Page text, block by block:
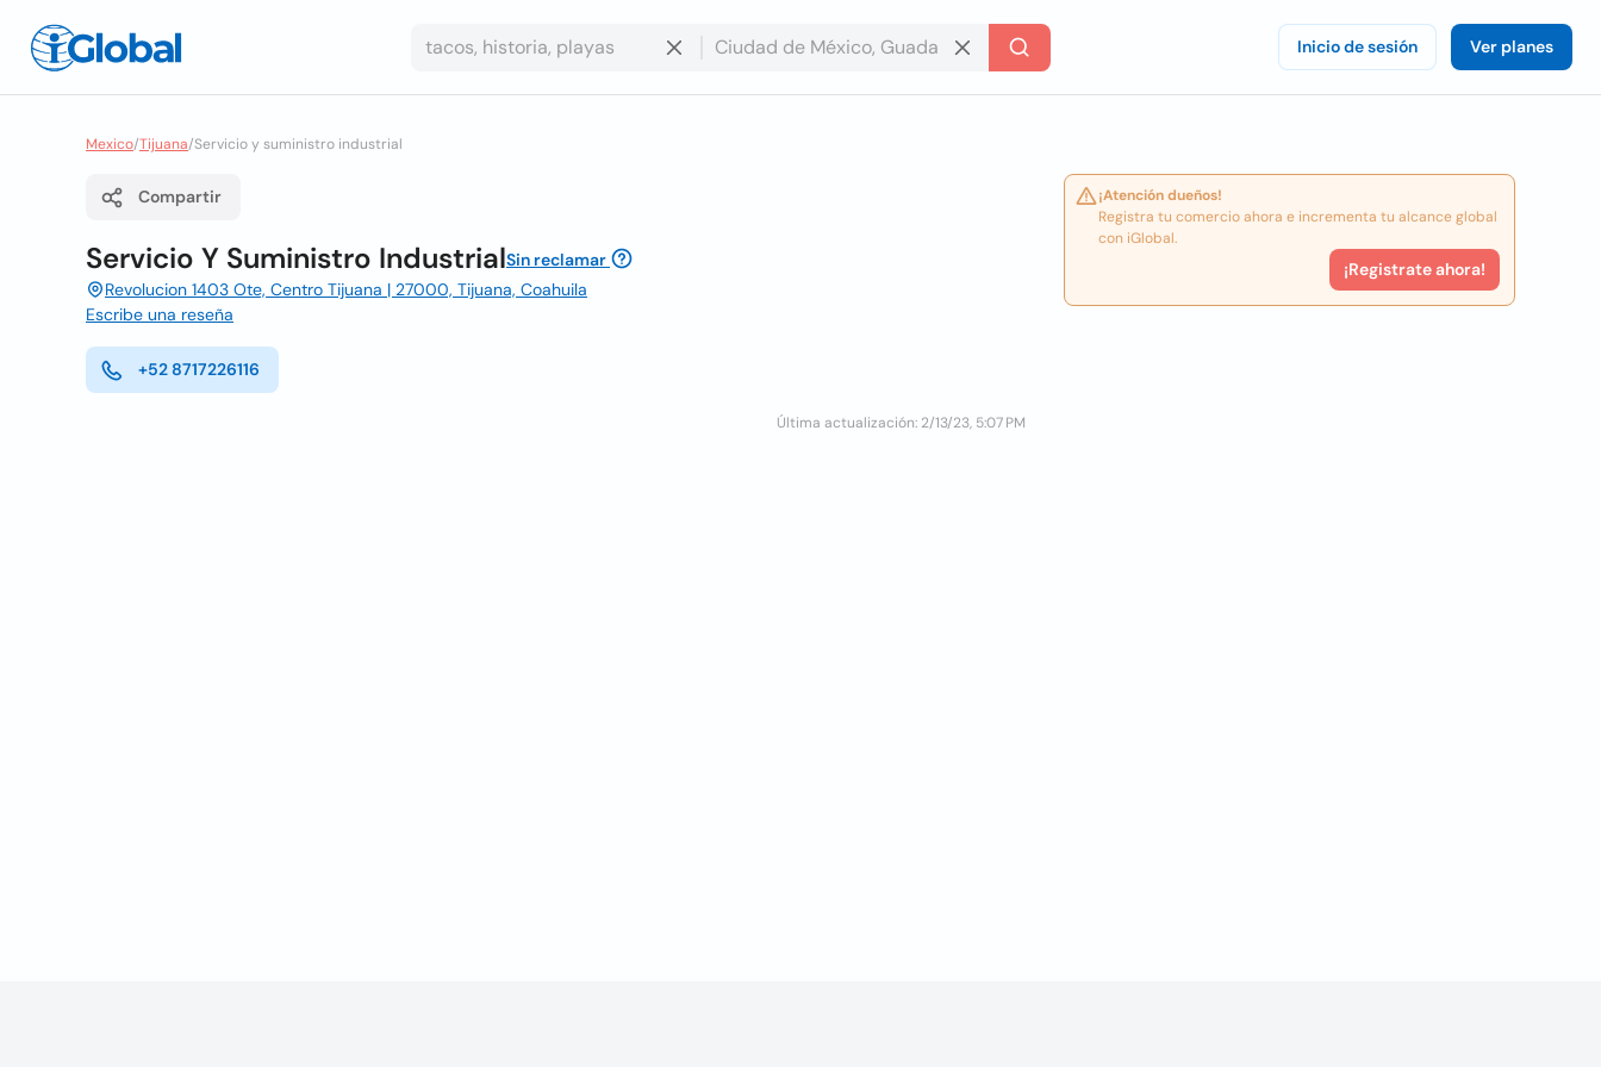
Inicio de sesión Ver planes
Mexico/Tijuana/Servicio y suministro industrial
Compartir
Servicio Y Suministro IndustrialSin reclamar
Revolucion 1403 Ote, Centro Tijuana | 27000, Tijuana, Coahuila
Escribe una reseña
+52 8717226116
Última actualización: 2/13/23, 5:07 PM
¡Atención dueños!
Registra tu comercio ahora e incrementa tu alcance global
con iGlobal.
¡Registrate ahora!